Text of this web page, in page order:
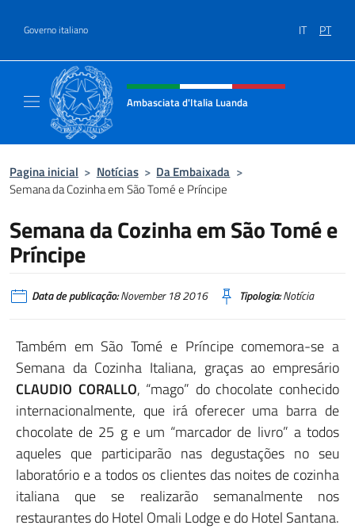
Governo italiano IT PT
Site, social e cabeçalho do menu
Ambasciata d'Italia Luanda
Pagina inicial > Notícias > Da Embaixada >
Semana da Cozinha em São Tomé e Príncipe
Semana da Cozinha em São Tomé e
Príncipe
Data de publicação:November 18 2016 Tipologia:Notícia
Também em São Tomé e Príncipe comemora-se a
Semana da Cozinha Italiana, graças ao empresário
CLAUDIO CORALLO, “mago” do chocolate conhecido
internacionalmente, que irá oferecer uma barra de
chocolate de 25 g e um “marcador de livro” a todos
aqueles que participarão nas degustações no seu
laboratório e a todos os clientes das noites de cozinha
italiana que se realizarão semanalmente nos
restaurantes do Hotel Omali Lodge e do Hotel Santana.